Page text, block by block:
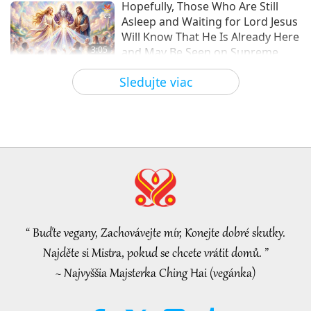
predpovediach o našej planéte
Sledujte viac
3:05
Hopefully, Those Who Are Still
Asleep and Waiting for Lord Jesus
Will Know That He Is Already Here
and May Be Seen on Supreme
Master Television
Pozoruhodné správy 2026-08-08 901
3:40
4:58
VEG TREND NEWS FROM
June 2026 - Part 2 of 2
Krátké filmy
“ Buďte vegany, Zachovávejte mír, Konejte dobré skutky.
Najděte si Mistra, pokud se chcete vrátit domů. ”
~ Najvyššia Majsterka Ching Hai (vegánka)